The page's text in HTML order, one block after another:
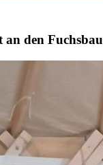
an den Fuchsbau